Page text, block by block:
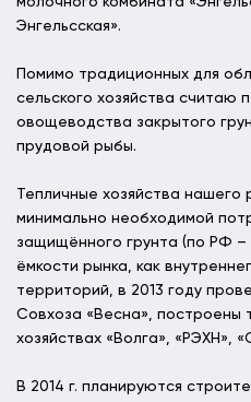
Энгельсская».
Помимо традиционных для
сельского хозяйства считаю
овощеводства закрытого
прудовой рыбы.
Тепличные хозяйства нашего
минимально необходимой
защищённого грунта (по РФ –
ёмкости рынка, как
территорий, в 2013 году
Совхоза «Весна», построены
хозяйствах «Волга», «РЭХН»,
В 2014 г. планируются